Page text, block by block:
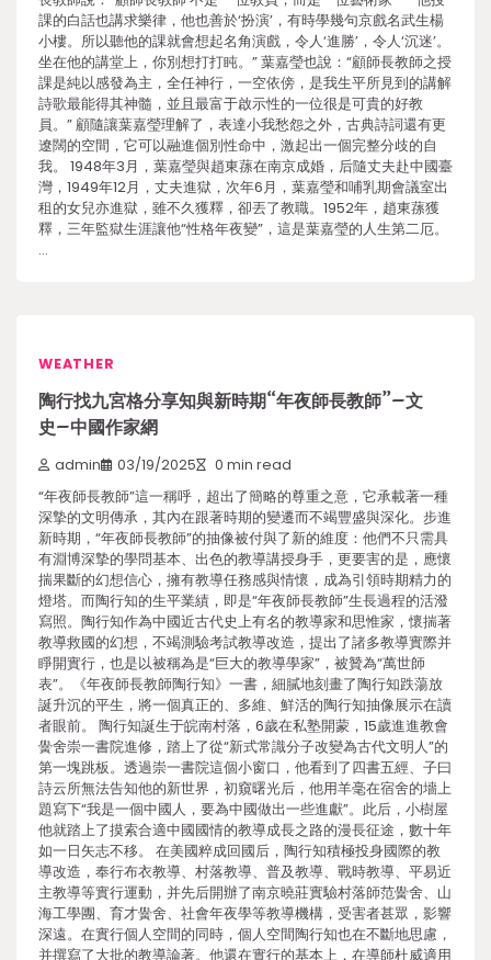
課的白話也講求樂律，他也善於‘扮演’，有時學幾句京戲名武生楊
小樓。所以聽他的課就會想起名角演戲，令人‘進勝’，令人‘沉迷’。
坐在他的講堂上，你別想打打盹。” 葉嘉瑩也說：“顧師長教師之授
課是純以感發為主，全任神行，一空依傍，是我生平所見到的講解
詩歌最能得其神髓，並且最富于啟示性的一位很是可貴的好教
員。” 顧隨讓葉嘉瑩理解了，表達小我愁怨之外，古典詩詞還有更
遼闊的空間，它可以融進個別性命中，激起出一個完整分歧的自
我。 1948年3月，葉嘉瑩與趙東蓀在南京成婚，后隨丈夫赴中國臺
灣，1949年12月，丈夫進獄，次年6月，葉嘉瑩和哺乳期會議室出
租的女兒亦進獄，雖不久獲釋，卻丟了教職。1952年，趙東蓀獲
釋，三年監獄生涯讓他“性格年夜變”，這是葉嘉瑩的人生第二厄。
…
WEATHER
陶行找九宮格分享知與新時期“年夜師長教師”–文
史–中國作家網
admin 03/19/2025 0 min read
“年夜師長教師”這一稱呼，超出了簡略的尊重之意，它承載著一種
深摯的文明傳承，其內在跟著時期的變遷而不竭豐盛與深化。步進
新時期，“年夜師長教師”的抽像被付與了新的維度：他們不只需具
有淵博深摯的學問基本、出色的教導講授身手，更要害的是，應懷
揣果斷的幻想信心，擁有教導任務感與情懷，成為引領時期精力的
燈塔。而陶行知的生平業績，即是“年夜師長教師”生長過程的活潑
寫照。陶行知作為中國近古代史上有名的教導家和思惟家，懷揣著
教導救國的幻想，不竭測驗考試教導改造，提出了諸多教導實際并
睜開實行，也是以被稱為是“巨大的教導學家”，被贊為“萬世師
表”。《年夜師長教師陶行知》一書，細膩地刻畫了陶行知跌蕩放
誕升沉的平生，將一個真正的、多維、鮮活的陶行知抽像展示在讀
者眼前。 陶行知誕生于皖南村落，6歲在私塾開蒙，15歲進進教會
黌舍崇一書院進修，踏上了從“新式常識分子改變為古代文明人”的
第一塊跳板。透過崇一書院這個小窗口，他看到了四書五經、子曰
詩云所無法告知他的新世界，初窺曙光后，他用羊毫在宿舍的墻上
題寫下“我是一個中國人，要為中國做出一些進獻”。此后，小樹屋
他就踏上了摸索合適中國國情的教導成長之路的漫長征途，數十年
如一日矢志不移。 在美國粹成回國后，陶行知積極投身國際的教
導改造，奉行布衣教導、村落教導、普及教導、戰時教導、平易近
主教導等實行運動，并先后開辦了南京曉莊實驗村落師范黌舍、山
海工學團、育才黌舍、社會年夜學等教導機構，受害者甚眾，影響
深遠。在實行個人空間的同時，個人空間陶行知也在不斷地思慮，
并撰寫了大批的教導論著。他還在實行的基本上，在導師杜威適用